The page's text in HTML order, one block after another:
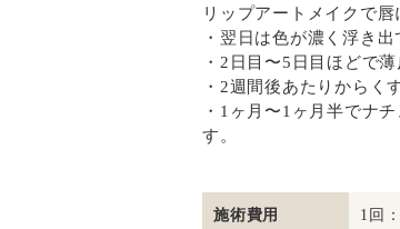
リップアートメイクで唇
・翌日は色が濃く浮き
・2日目〜5日目ほどで
・2週間後あたりからく
・1ヶ月〜1ヶ月半でナ
す。
施術費用
1回